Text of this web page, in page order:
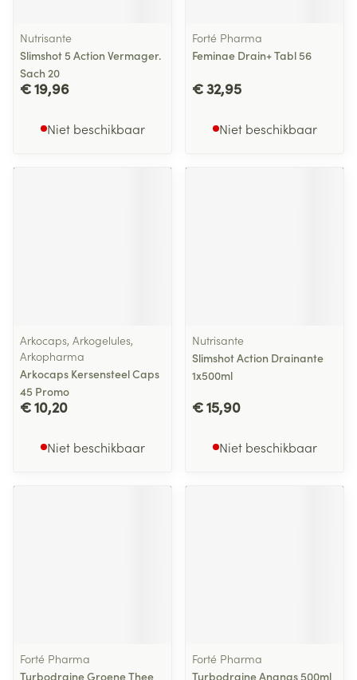
Nutrisante
Slimshot 5 Action Vermager.
Sach 20
€ 19,96
Niet beschikbaar
Forté Pharma
Feminae Drain+ Tabl 56
€ 32,95
Niet beschikbaar
Arkocaps, Arkogelules,
Arkopharma
Arkocaps Kersensteel Caps
45 Promo
€ 10,20
Niet beschikbaar
Nutrisante
Slimshot Action Drainante
1x500ml
€ 15,90
Niet beschikbaar
Forté Pharma
Turbodraine Groene Thee
Forté Pharma
Turbodraine Ananas 500ml